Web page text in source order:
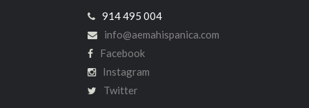
914 495 004
info@aemahispanica.com
Facebook
Instagram
Twitter